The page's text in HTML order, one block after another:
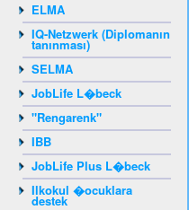
ELMA
IQ-Netzwerk (Diplomanın
tanınması)
SELMA
JobLife L�beck
"Rengarenk"
IBB
JobLife Plus L�beck
Ilkokul �ocuklara
destek